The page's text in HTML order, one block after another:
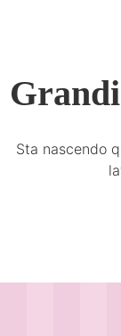
Sta nascendo